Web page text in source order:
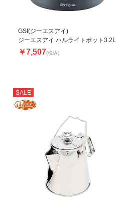
GSI(ジーエスアイ)
ジーエスアイ ハルライトポット3.2L
￥7,507(税込)
SALE